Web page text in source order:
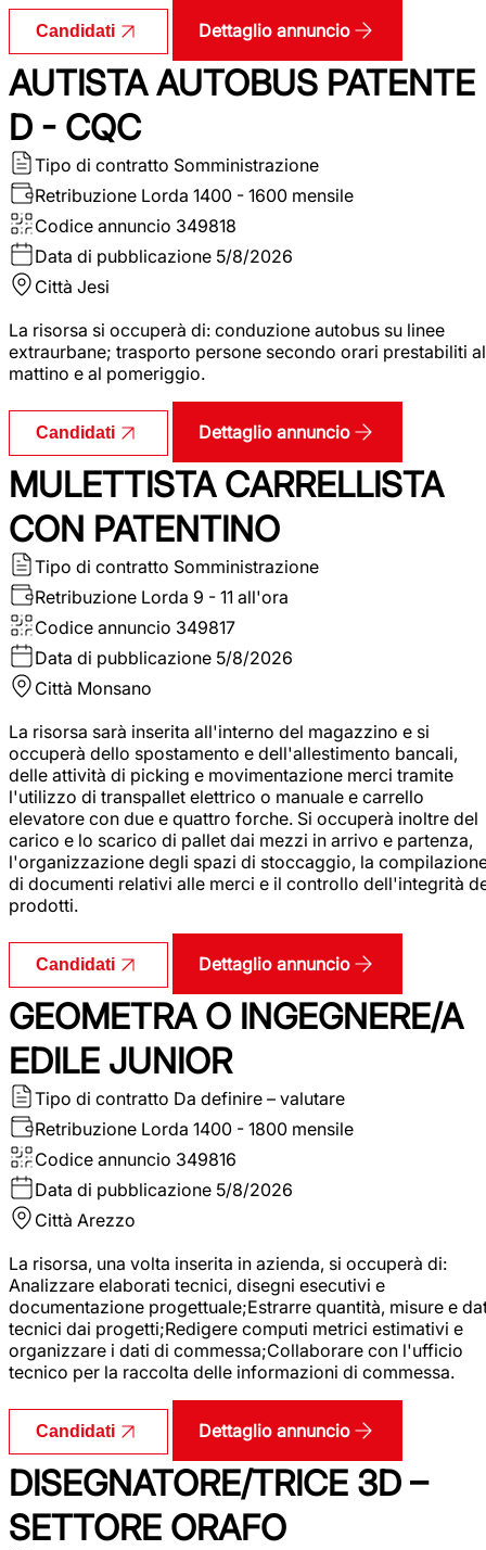
Candidati Dettaglio annuncio
AUTISTA AUTOBUS PATENTE
D - CQC
Tipo di contratto Somministrazione
Retribuzione Lorda 1400 - 1600 mensile
Codice annuncio 349818
Data di pubblicazione 5/8/2026
Città Jesi
La risorsa si occuperà di: conduzione autobus su linee
extraurbane; trasporto persone secondo orari prestabiliti al
mattino e al pomeriggio.
Candidati Dettaglio annuncio
MULETTISTA CARRELLISTA
CON PATENTINO
Tipo di contratto Somministrazione
Retribuzione Lorda 9 - 11 all'ora
Codice annuncio 349817
Data di pubblicazione 5/8/2026
Città Monsano
La risorsa sarà inserita all'interno del magazzino e si
occuperà dello spostamento e dell'allestimento bancali,
delle attività di picking e movimentazione merci tramite
l'utilizzo di transpallet elettrico o manuale e carrello
elevatore con due e quattro forche. Si occuperà inoltre del
carico e lo scarico di pallet dai mezzi in arrivo e partenza,
l'organizzazione degli spazi di stoccaggio, la
di documenti relativi alle merci e il controllo dell'integrità
prodotti.
Candidati Dettaglio annuncio
GEOMETRA O INGEGNERE/A
EDILE JUNIOR
Tipo di contratto Da definire – valutare
Retribuzione Lorda 1400 - 1800 mensile
Codice annuncio 349816
Data di pubblicazione 5/8/2026
Città Arezzo
La risorsa, una volta inserita in azienda, si occuperà di:
Analizzare elaborati tecnici, disegni esecutivi e
documentazione progettuale;Estrarre quantità, misure e
tecnici dai progetti;Redigere computi metrici estimativi e
organizzare i dati di commessa;Collaborare con l'ufficio
tecnico per la raccolta delle informazioni di commessa.
Candidati Dettaglio annuncio
DISEGNATORE/TRICE 3D –
SETTORE ORAFO